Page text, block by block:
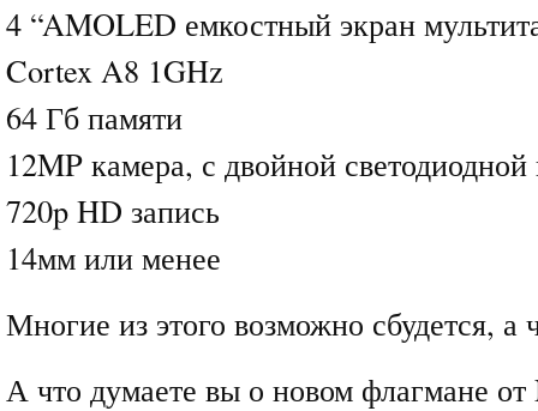
4 “AMOLED емкостный экран
Cortex A8 1GHz
64 Гб памяти
12MP камера, с двойной
720p HD запись
14мм или менее
Многие из этого возможно сбудется, а
А что думаете вы о новом флагмане от